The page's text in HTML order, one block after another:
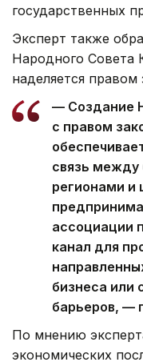
государственных
Эксперт также
Народного Совета
наделяется
— Создание
с правом
связь
регионами и
ассоциации
канал для
бизнеса или
барьеров, —
По мнению
экономических